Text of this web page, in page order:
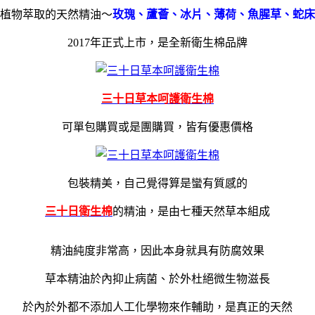
物萃取的天然精油～玫瑰、蘆薈、冰片、薄荷、魚腥草、蛇
2017年正式上市，是全新衛生棉品牌
三十日草本呵護衛生棉
可單包購買或是團購買，皆有優惠價格
包裝精美，自己覺得算是蠻有質感的
三十日衛生棉的精油，是由七種天然草本組成
精油純度非常高，因此本身就具有防腐效果
草本精油於內抑止病菌、於外杜絕微生物滋長
於內於外都不添加人工化學物來作輔助，是真正的天然